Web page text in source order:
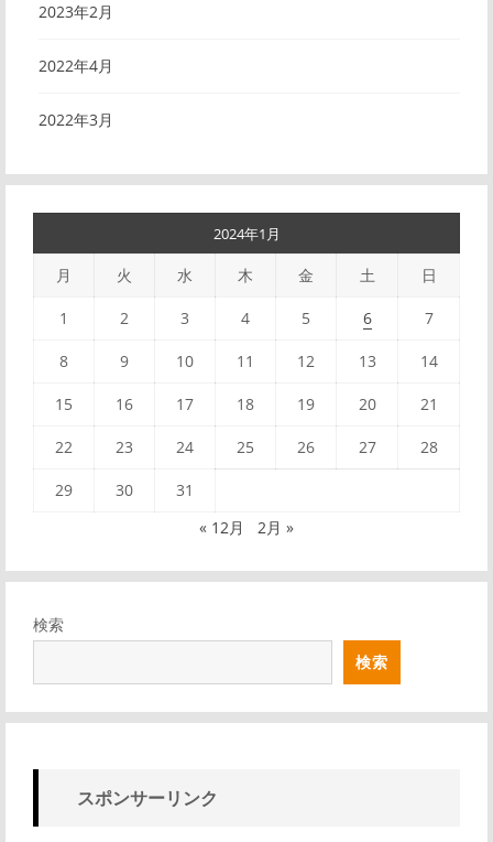
2023年2月
2022年4月
2022年3月
2024年1月
月 火 水 木 金 土 日
1 2 3 4 5 6 7
8 9 10 11 12 13 14
15 16 17 18 19 20 21
22 23 24 25 26 27 28
29 30
31
« 12月
2月 »
検索
検索
スポンサーリンク